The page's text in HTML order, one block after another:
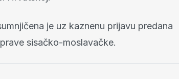
je uz kaznenu prijavu predana
sisačko-moslavačke.